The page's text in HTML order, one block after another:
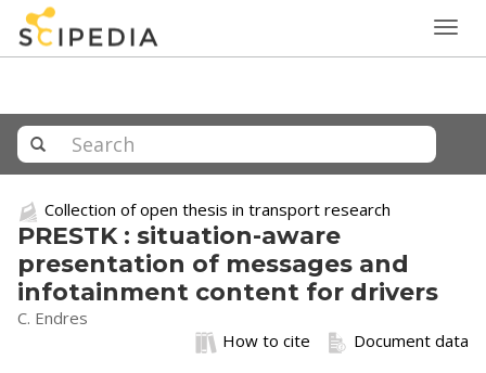
Collection of open thesis in transport research
PRESTK : situation-aware
presentation of messages and
infotainment content for drivers
C. Endres
Document data
How to cite